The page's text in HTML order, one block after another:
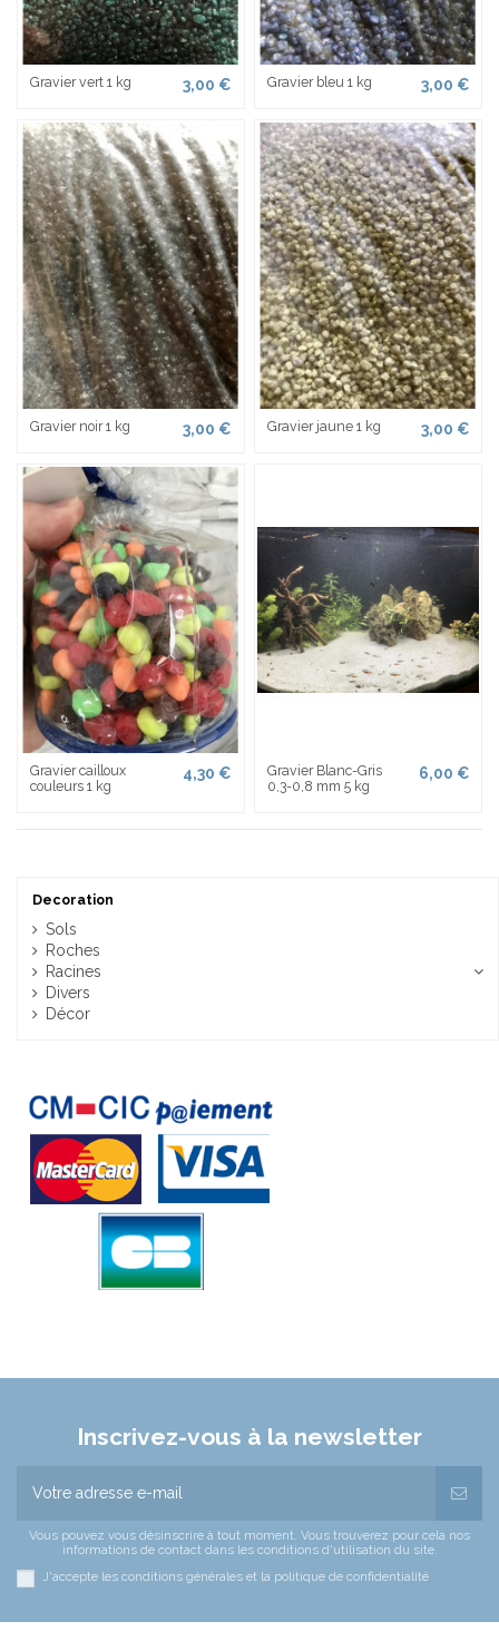
Gravier vert 1 kg 3,00 € Gravier bleu 1 kg 3,00 €
Gravier noir 1 kg 3,00 € Gravier jaune 1 kg 3,00 €
Gravier cailloux
couleurs 1 kg
4,30 €
Gravier Blanc-Gris
0,3-0,8 mm 5 kg
6,00 €
Decoration
Sols
Roches
Racines
Divers
Décor
Inscrivez-vous à la newsletter
Vous pouvez vous désinscrire à tout moment. Vous trouverez pour cela nos
informations de contact dans les conditions d'utilisation du site.
J'accepte les conditions générales et la politique de confidentialité